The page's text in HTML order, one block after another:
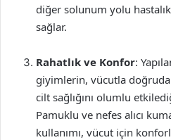
diğer solunum yolu
sağlar.
Rahatlık ve Konfor:
giyimlerin, vücutla
cilt sağlığını olumlu
Pamuklu ve nefes alıcı
kullanımı, vücut için